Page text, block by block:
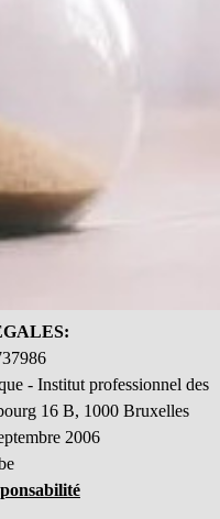
- Institut professionnel des
16 B, 1000 Bruxelles
2006